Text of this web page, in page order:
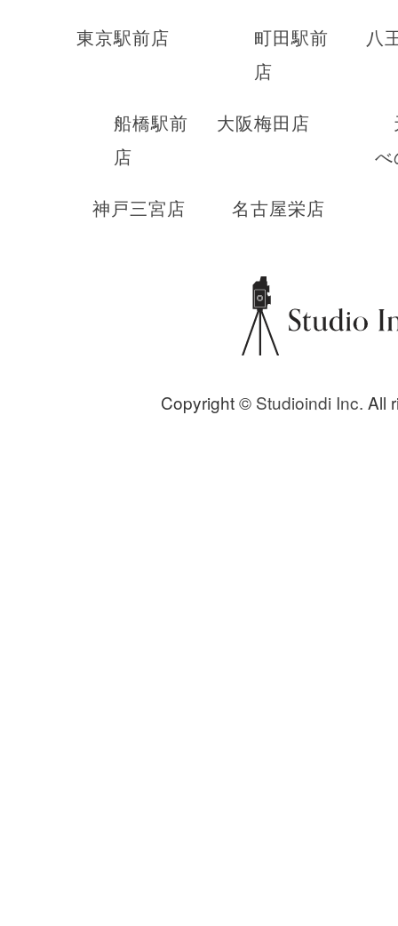
東京駅前店
町田駅前
店
八
船橋駅前
店
大阪梅田店
神戸三宮店
名古屋栄店
Copyright © Studioindi Inc. All